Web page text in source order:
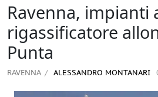
Ravenna, impianti
rigassificatore
Punta
RAVENNA ALESSANDRO MONTANARI